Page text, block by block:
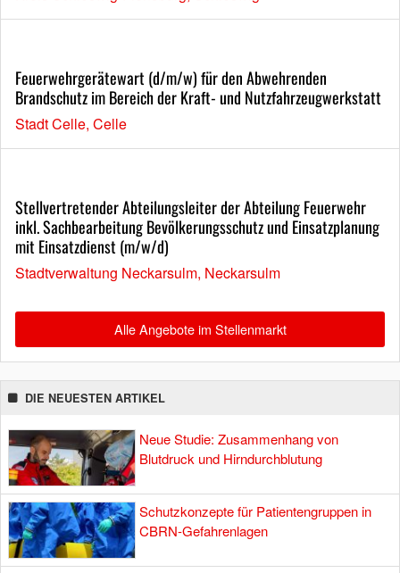
Feuerwehrgerätewart (d/m/w) für den Abwehrenden
Brandschutz im Bereich der Kraft- und Nutzfahrzeugwerkstatt
Stadt Celle, Celle
Stellvertretender Abteilungsleiter der Abteilung Feuerwehr
inkl. Sachbearbeitung Bevölkerungsschutz und Einsatzplanung
mit Einsatzdienst (m/w/d)
Stadtverwaltung Neckarsulm, Neckarsulm
Alle Angebote im Stellenmarkt
DIE NEUESTEN ARTIKEL
Neue Studie: Zusammenhang von
Blutdruck und Hirndurchblutung
Schutzkonzepte für Patientengruppen in
CBRN-Gefahrenlagen